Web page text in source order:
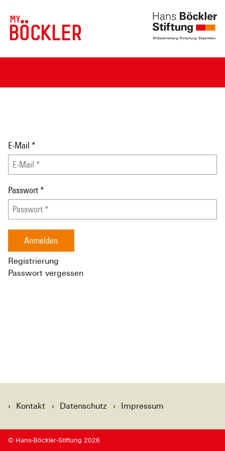
MY
BÖCKLER
E-Mail *
Passwort*
Anmelden
Registrierung
Passwort vergessen
Kontakt Datenschutz Impressum
© Hans-Böckler-Stiftung 2026